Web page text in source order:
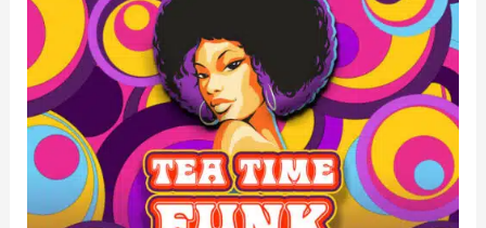
FUNK
LEIDEN